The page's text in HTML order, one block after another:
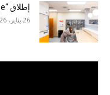
إطلاق “Laundry Lounge” من إل جي للإلكترونيات
26 يناير، 2026